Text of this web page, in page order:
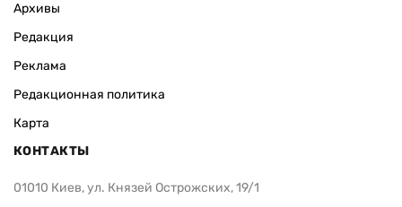
Архивы
Редакция
Реклама
Редакционная политика
Карта
КОНТАКТЫ
01010 Киев, ул. Князей Острожских, 19/1